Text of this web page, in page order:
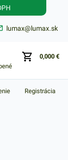
lumax@lumax.sk
0,000 €
Registrácia